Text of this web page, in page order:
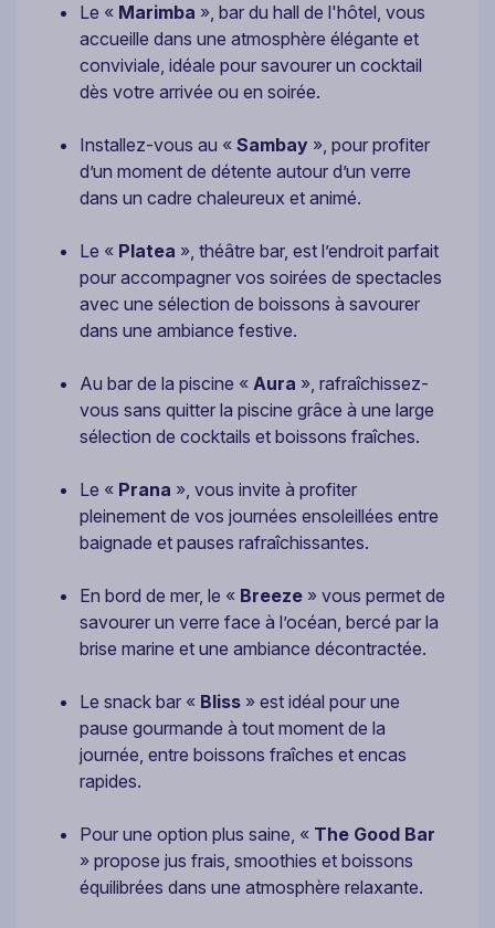
Le « Marimba », bar du hall de l'hôtel, vous
accueille dans une atmosphère élégante et
conviviale, idéale pour savourer un cocktail
dès votre arrivée ou en soirée.
Installez-vous au « Sambay », pour profiter
d’un moment de détente autour d’un verre
dans un cadre chaleureux et animé.
Le « Platea », théâtre bar, est l’endroit parfait
pour accompagner vos soirées de spectacles
avec une sélection de boissons à savourer
dans une ambiance festive.
Au bar de la piscine « Aura », rafraîchissez-
vous sans quitter la piscine grâce à une large
sélection de cocktails et boissons fraîches.
Le « Prana », vous invite à profiter
pleinement de vos journées ensoleillées entre
baignade et pauses rafraîchissantes.
En bord de mer, le « Breeze » vous permet de
savourer un verre face à l’océan, bercé par la
brise marine et une ambiance décontractée.
Le snack bar « Bliss » est idéal pour une
pause gourmande à tout moment de la
journée, entre boissons fraîches et encas
rapides.
Pour une option plus saine, « The Good Bar
» propose jus frais, smoothies et boissons
équilibrées dans une atmosphère relaxante.